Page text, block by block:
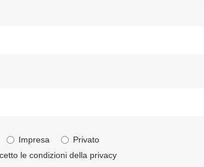
Impresa
Privato
le condizioni della privacy